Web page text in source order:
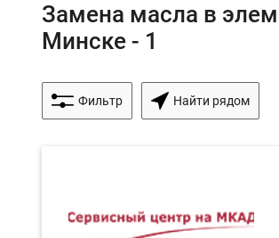
Замена масла в
Минске - 1
Фильтр Найти рядом